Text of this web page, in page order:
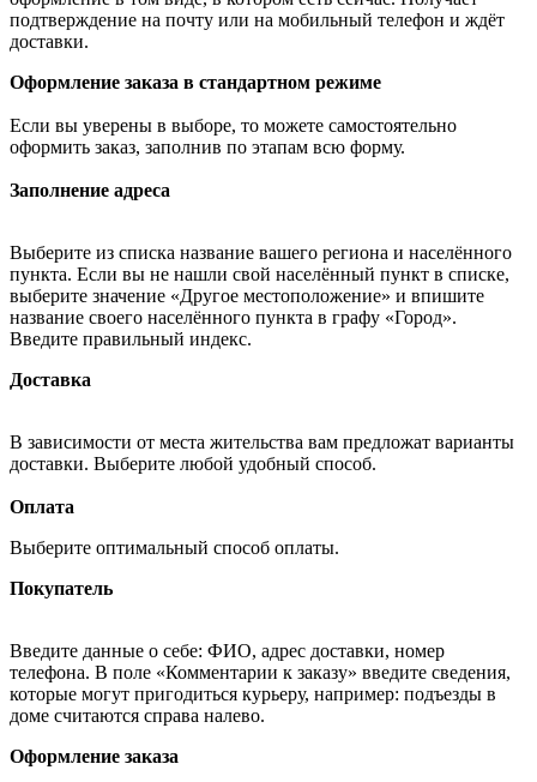
подтверждение на почту или на мобильный телефон и ждёт
доставки.
Оформление заказа в стандартном режиме
Если вы уверены в выборе, то можете самостоятельно
оформить заказ, заполнив по этапам всю форму.
Заполнение адреса
Выберите из списка название вашего региона и населённого
пункта. Если вы не нашли свой населённый пункт в списке,
выберите значение «Другое местоположение» и впишите
название своего населённого пункта в графу «Город».
Введите правильный индекс.
Доставка
В зависимости от места жительства вам предложат варианты
доставки. Выберите любой удобный способ.
Оплата
Выберите оптимальный способ оплаты.
Покупатель
Введите данные о себе: ФИО, адрес доставки, номер
телефона. В поле «Комментарии к заказу» введите сведения,
которые могут пригодиться курьеру, например: подъезды в
доме считаются справа налево.
Оформление заказа